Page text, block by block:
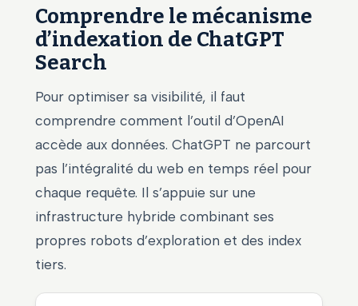
Comprendre le mécanisme
d’indexation de ChatGPT
Search
Pour optimiser sa visibilité, il faut
comprendre comment l’outil d’OpenAI
accède aux données. ChatGPT ne parcourt
pas l’intégralité du web en temps réel pour
chaque requête. Il s’appuie sur une
infrastructure hybride combinant ses
propres robots d’exploration et des index
tiers.